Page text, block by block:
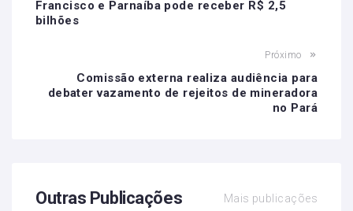
Francisco e Parnaíba pode receber R$ 2,5
bilhões
Próximo
Comissão externa realiza audiência para
debater vazamento de rejeitos de mineradora
no Pará
Outras Publicações Mais publicações